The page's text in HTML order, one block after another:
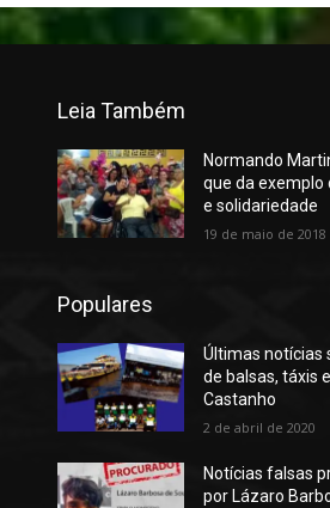
Leia Também
Normando
que da exemplo
e solidariedade
19 de maio de 2018
Populares
Últimas notícias
de balsas, táxis
Castanho
2 de abril de 2020
Notícias falsas
por Lázaro